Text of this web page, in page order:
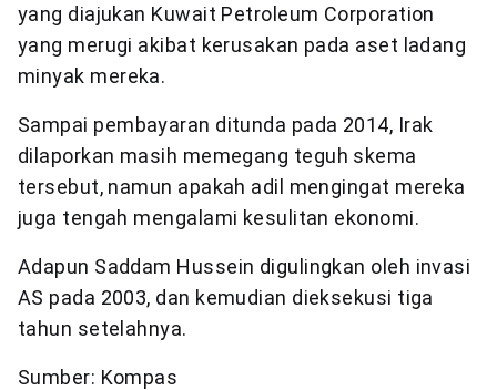
yang diajukan Kuwait Petroleum Corporation
yang merugi akibat kerusakan pada aset ladang
minyak mereka.
Sampai pembayaran ditunda pada 2014, Irak
dilaporkan masih memegang teguh skema
tersebut, namun apakah adil mengingat mereka
juga tengah mengalami kesulitan ekonomi.
Adapun Saddam Hussein digulingkan oleh invasi
AS pada 2003, dan kemudian dieksekusi tiga
tahun setelahnya.
Sumber: Kompas